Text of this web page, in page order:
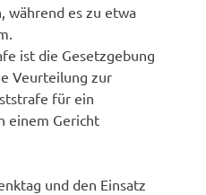
während es zu etwa
ist die Gesetzgebung
Veurteilung zur
für ein
einem Gericht
und den Einsatz